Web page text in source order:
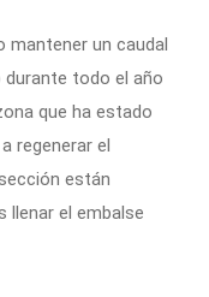
mantener un caudal
durante todo el año
que ha estado
regenerar el
están
llenar el embalse